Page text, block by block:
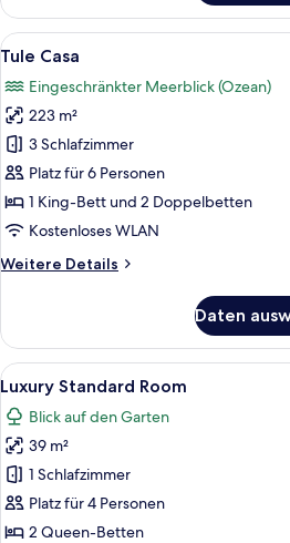
de
las
Flores
Alle
Fotos
für
Tule
Casa
anzeigen
Ein
14
Tule Casa
Eingeschränkter Meerblick (Ozean)
223 m²
3 Schlafzimmer
Platz für 6 Personen
1 King-Bett und 2 Doppelbetten
Kostenloses WLAN
Weitere Details
Weitere
Casa
Daten
Alle
Fotos
für
Luxury
Standard
Room
anzeigen
Ein
8
Luxury Standard Room
Blick auf den Garten
39 m²
1 Schlafzimmer
Platz für 4 Personen
2 Queen-Betten